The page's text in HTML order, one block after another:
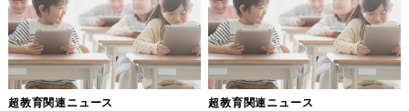
超教育関連ニュース 超教育関連ニュース